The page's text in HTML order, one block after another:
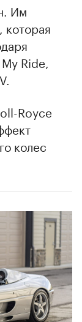
Им
которая
Ride,
Royce
колес